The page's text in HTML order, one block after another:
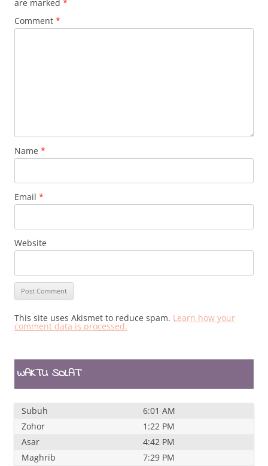
are marked *
Comment *
Name *
Email *
Website
This site uses Akismet to reduce spam. Learn how your
comment data is processed.
WAKTU SOLAT
Subuh
6:01 AM
Zohor
1:22 PM
Asar
4:42 PM
Maghrib
7:29 PM